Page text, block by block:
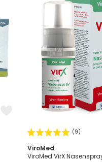
(9)
ViroMed
ViroMed VirX